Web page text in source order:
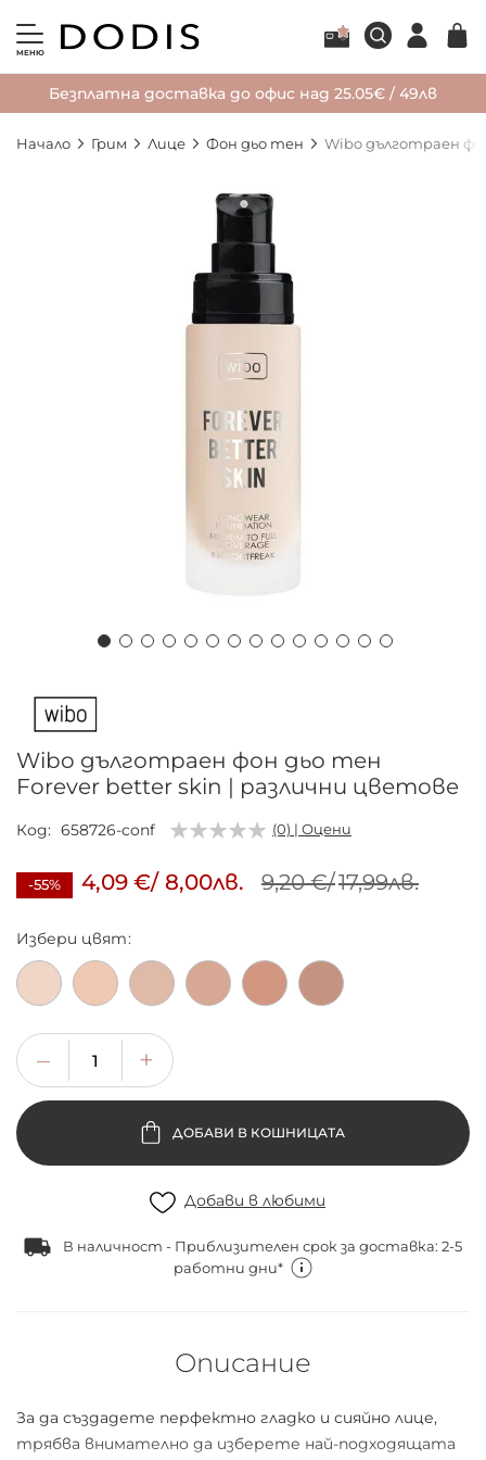
МЕНЮ
Безплатна доставка до офис над 25.05€ / 49лв
Начало Грим Лице Фон дьо тен Wibo дълготраен
към
началото
галерия
със
снимки
Wibo дълготраен фон дьо тен
Forever better skin | различни цветове
Код 658726-conf (0) | Оцени
-55% 4,09 €/ 8,00лв. 9,20 €/17,99лв.
Избери цвят
ДОБАВИ В КОШНИЦАТА
Добави в любими
В наличност - Приблизителен срок за доставка: 2-5
работни дни*
Описание
За да създадете перфектно гладко и сияйно лице,
трябва внимателно да изберете най-подходящата